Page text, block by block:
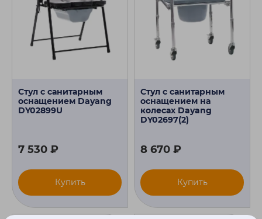
Стул с санитарным
оснащением Dayang
DY02899U
7 530 ₽
Купить
Стул с санитарным
оснащением на
колесах Dayang
DY02697(2)
8 670 ₽
Купить